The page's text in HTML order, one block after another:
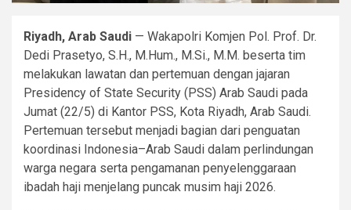
Riyadh, Arab Saudi — Wakapolri Komjen Pol. Prof. Dr.
Dedi Prasetyo, S.H., M.Hum., M.Si., M.M. beserta tim
melakukan lawatan dan pertemuan dengan jajaran
Presidency of State Security (PSS) Arab Saudi pada
Jumat (22/5) di Kantor PSS, Kota Riyadh, Arab Saudi.
Pertemuan tersebut menjadi bagian dari penguatan
koordinasi Indonesia–Arab Saudi dalam perlindungan
warga negara serta pengamanan penyelenggaraan
ibadah haji menjelang puncak musim haji 2026.